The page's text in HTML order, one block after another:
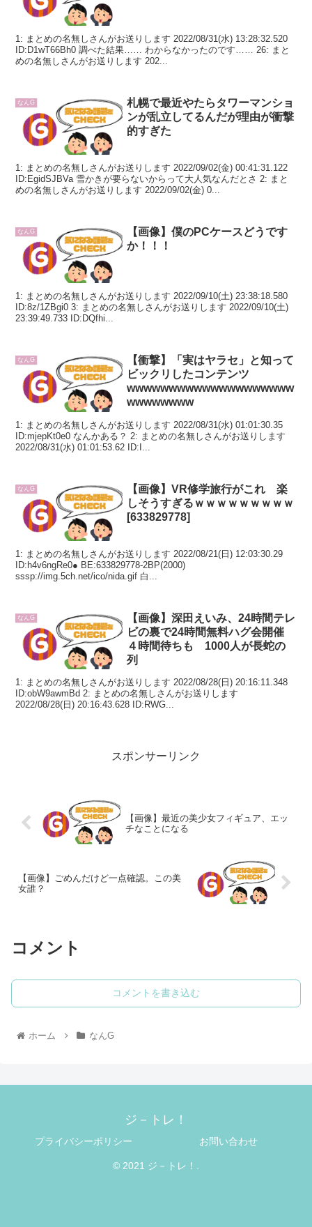
1: まとめの名無しさんがお送りします 2022/08/31(水) 13:28:32.520
ID:D1wT66Bh0 調べた結果…… わからなかったのです…… 26: まと
めの名無しさんがお送りします 202...
なんG
札幌で最近やたらタワーマンショ
ンが乱立してるんだが理由が衝撃
的すぎた
1: まとめの名無しさんがお送りします 2022/09/02(金) 00:41:31.122
ID:EgidSJBVa 雪かきが要らないからって大人気なんだとさ 2: まと
めの名無しさんがお送りします 2022/09/02(金) 0...
なんG
【画像】僕のPCケースどうです
か！！！
1: まとめの名無しさんがお送りします 2022/09/10(土) 23:38:18.580
ID:8z/1ZBgi0 3: まとめの名無しさんがお送りします 2022/09/10(土)
23:39:49.733 ID:DQfhi...
なんG
【衝撃】「実はヤラセ」と知って
ビックリしたコンテンツ
wwwwwwwwwwwwwwwwwwww
wwwwwwww
1: まとめの名無しさんがお送りします 2022/08/31(水) 01:01:30.35
ID:mjepKt0e0 なんかある？ 2: まとめの名無しさんがお送りします
2022/08/31(水) 01:01:53.62 ID:I...
なんG
【画像】VR修学旅行がこれ 楽
しそうすぎるｗｗｗｗｗｗｗｗｗ
[633829778]
1: まとめの名無しさんがお送りします 2022/08/21(日) 12:03:30.29
ID:h4v6ngRe0● BE:633829778-2BP(2000)
sssp://img.5ch.net/ico/nida.gif 白...
なんG
【画像】深田えいみ、24時間テレ
ビの裏で24時間無料ハグ会開催
４時間待ちも 1000人が長蛇の
列
1: まとめの名無しさんがお送りします 2022/08/28(日) 20:16:11.348
ID:obW9awmBd 2: まとめの名無しさんがお送りします
2022/08/28(日) 20:16:43.628 ID:RWG...
スポンサーリンク
【画像】最近の美少女フィギュア、エッ
チなことになる
【画像】ごめんだけど一点確認。この美
女誰？
コメント
コメントを書き込む
ホーム なんG
ジ－トレ！
プライバシーポリシー お問い合わせ
© 2021 ジ－トレ！.